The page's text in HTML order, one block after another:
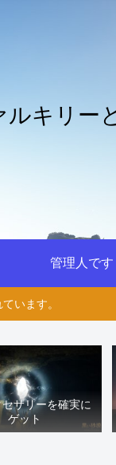
キリー
管理人です
います。
サリーを確実に
ゲット